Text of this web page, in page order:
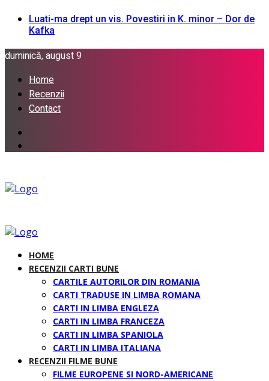
Luati-ma drept un vis. Povestiri in K. minor – Dor de
Kafka
duminică, august 9
Home
Recenzii
Contact
HOME
RECENZII CARTI BUNE
CARTILE AUTORILOR DIN ROMANIA
CARTI TRADUSE IN LIMBA ROMANA
CARTI IN LIMBA ENGLEZA
CARTI IN LIMBA FRANCEZA
CARTI IN LIMBA SPANIOLA
CARTI IN LIMBA ITALIANA
RECENZII FILME BUNE
FILME EUROPENE SI NORD-AMERICANE